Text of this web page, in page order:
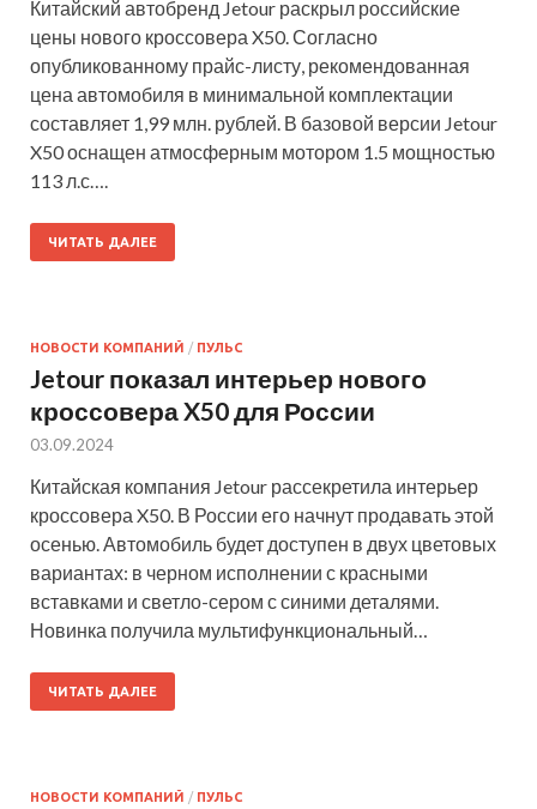
Китайский автобренд Jetour раскрыл российские
цены нового кроссовера X50. Согласно
опубликованному прайс-листу, рекомендованная
цена автомобиля в минимальной комплектации
составляет 1,99 млн. рублей. В базовой версии Jetour
X50 оснащен атмосферным мотором 1.5 мощностью
113 л.с….
ЧИТАТЬ ДАЛЕЕ
НОВОСТИ КОМПАНИЙ / ПУЛЬС
Jetour показал интерьер нового
кроссовера X50 для России
03.09.2024
Китайская компания Jetour рассекретила интерьер
кроссовера X50. В России его начнут продавать этой
осенью. Автомобиль будет доступен в двух цветовых
вариантах: в черном исполнении с красными
вставками и светло-сером с синими деталями.
Новинка получила мультифункциональный…
ЧИТАТЬ ДАЛЕЕ
НОВОСТИ КОМПАНИЙ / ПУЛЬС